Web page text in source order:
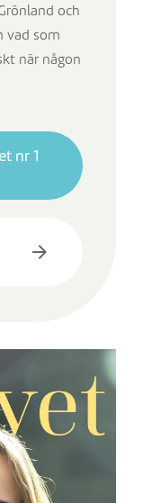
och
vad som
när någon
nr 1